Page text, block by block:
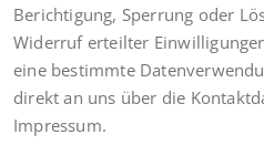
Berichtigung, Sperrung oder
Widerruf erteilter
eine bestimmte
direkt an uns über die
Impressum.